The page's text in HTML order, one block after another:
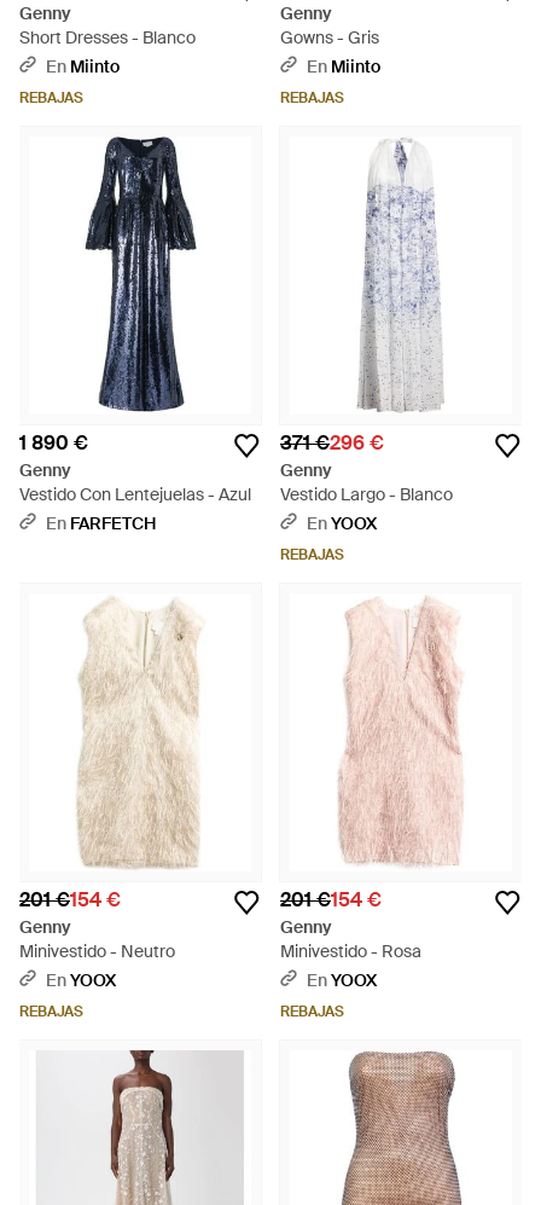
Genny
Short Dresses - Blanco
En Miinto
REBAJAS
Genny
Gowns - Gris
En Miinto
REBAJAS
1 890 €
Genny
Vestido Con Lentejuelas - Azul
En FARFETCH
371 €296 €
Genny
Vestido Largo - Blanco
EnYOOX
REBAJAS
201 €154 €
Genny
Minivestido - Neutro
EnYOOX
REBAJAS
201 €154 €
Genny
Minivestido - Rosa
EnYOOX
REBAJAS